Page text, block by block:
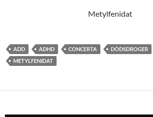
Metylfenidat
ADD ADHD CONCERTA DÖDSDROGER
METYLFENIDAT